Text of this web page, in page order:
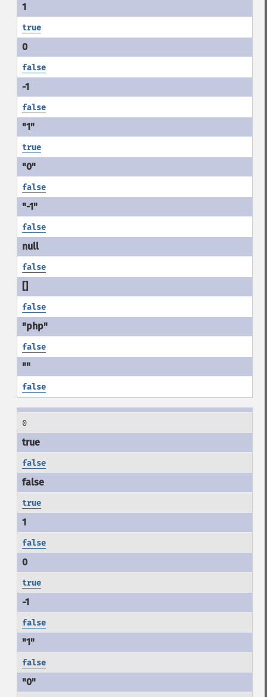
true
false
false
true
false
false
false
false
false
false
0
false
true
false
true
false
false